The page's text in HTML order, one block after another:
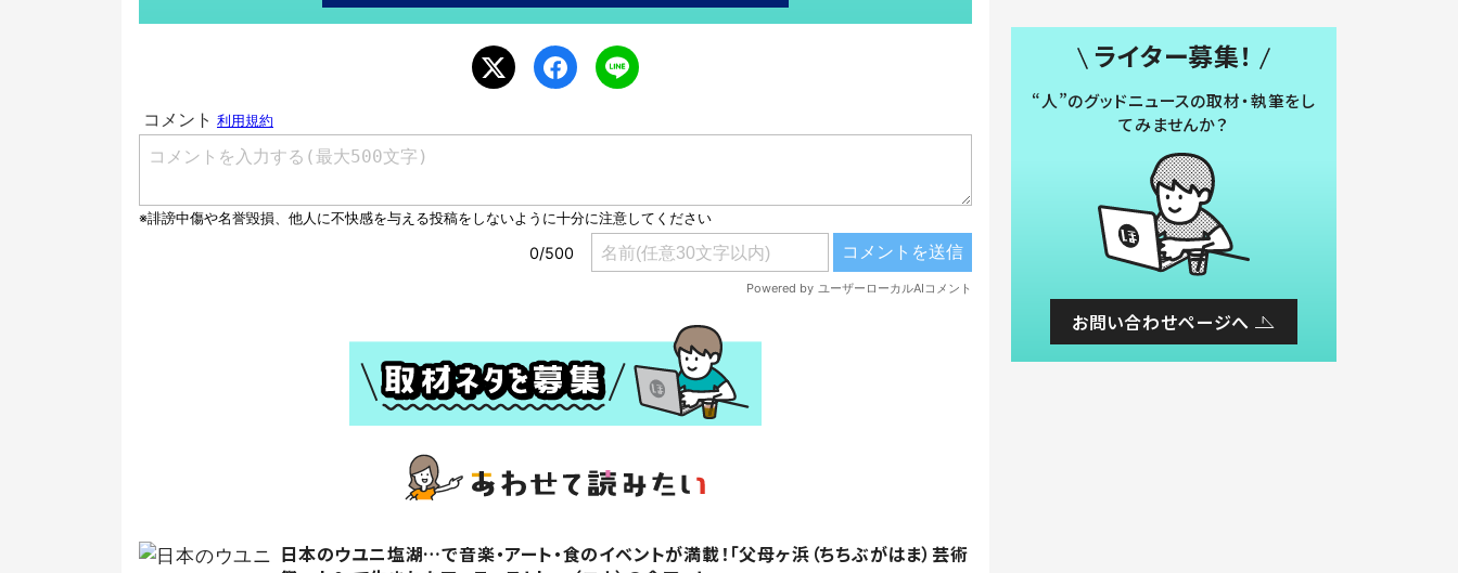
日本のウユニ塩湖…で音楽・アート・食のイベントが満載！「父母ヶ浜（ちちぶがはま）芸術
ライター募集！
“人”のグッドニュースの取材・執筆をし
てみませんか？
お問い合わせページへ